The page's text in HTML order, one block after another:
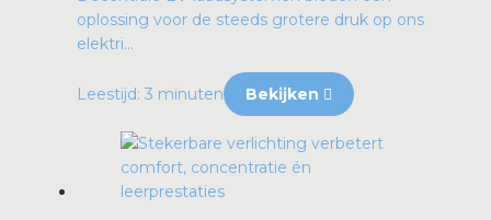
oplossing voor de steeds grotere druk op ons
elektri...
Leestijd: 3 minuten Bekijken